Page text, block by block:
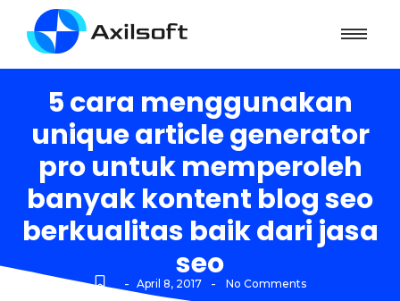
5 cara menggunakan
unique article generator
pro untuk memperoleh
banyak kontent blog seo
berkualitas baik dari jasa
seo
- April 8, 2017 - No Comments